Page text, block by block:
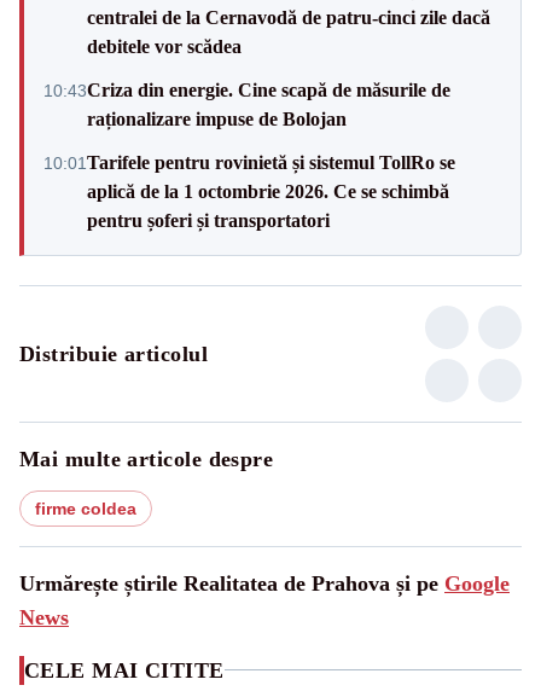
centralei de la Cernavodă de patru-cinci zile dacă
debitele vor scădea
10:43Criza din energie. Cine scapă de măsurile de
raționalizare impuse de Bolojan
10:01Tarifele pentru rovinietă și sistemul TollRo se
aplică de la 1 octombrie 2026. Ce se schimbă
pentru șoferi și transportatori
Distribuie articolul
Mai multe articole despre
firme coldea
Urmărește știrile Realitatea de Prahova și pe Google
News
CELE MAI CITITE